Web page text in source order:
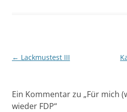
Beitragsnavigation
← Lackmustest III
Ein Kommentar zu „Für mich
wieder FDP“